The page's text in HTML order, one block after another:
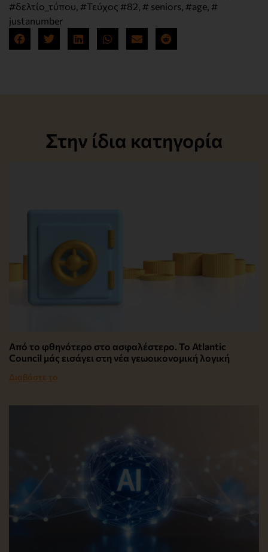
#δελτίο_τύπου, #Τεύχος #82, # seniors, #age, #
justanumber
Στην ίδια κατηγορία
Από το φθηνότερο στο ασφαλέστερο. Το Atlantic
Council μάς εισάγει στη νέα γεωοικονομική λογική
Διαβάστε το